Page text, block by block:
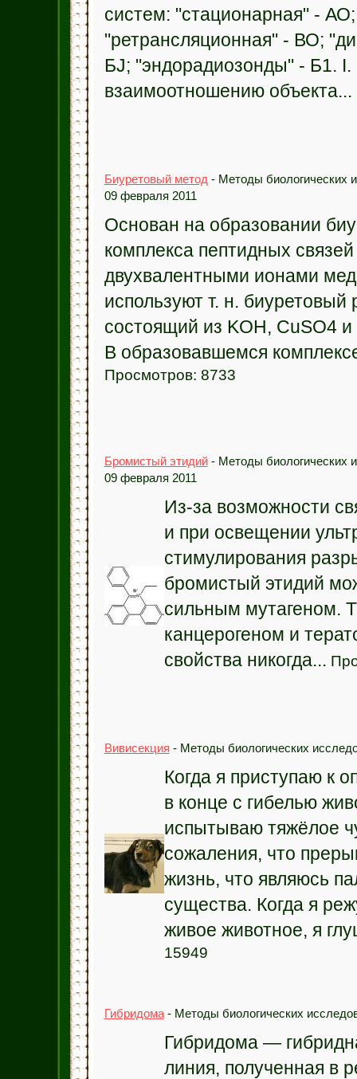
систем: "стационарная" -
"ретрансляционная" - ВО;
БJ; "эндорадиозонды" - Б1.
взаимоотношению объекта...
Биуретовый метод - Методы биологических
09 февраля 2011
Основан на образовании
комплекса пептидных
двухвалентными ионами
используют т. н. биуретовый
состоящий из KOH, CuSO4 и
В образовавшемся
Просмотров: 8733
Бромистый этидий- Методы биологических
09 февраля 2011
Из-за возможности
и при освещении
стимулирования
бромистый этидий
сильным мутагеном.
канцерогеном и
свойства никогда...
Вивисекция - Методы биологических
Когда я приступаю к
в конце с гибелью
испытываю тяжёлое
сожаления, что
жизнь, что являюсь
существа. Когда я
живое животное, я
15949
Гибридома- Методы биологических
Гибридома —
линия, полученная в